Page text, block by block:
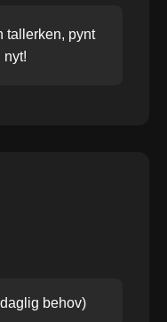
tallerken, pynt
nyt!
behov)